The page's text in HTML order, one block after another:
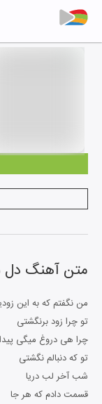
متن آهنگ دل
من نگفتم که به این
تو چرا زود برنگشتی
چرا هی دروغ میگی
تو که دنبالم نگشتی
شب آخر لب دریا
قسمت دادم که هر جا